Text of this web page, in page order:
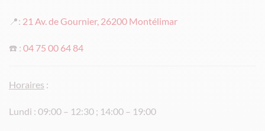
📍: 21 Av. de Gournier, 26200 Montélimar
☎️ : 04 75 00 64 84
Horaires :
Lundi : 09:00 – 12:30 ; 14:00 – 19:00